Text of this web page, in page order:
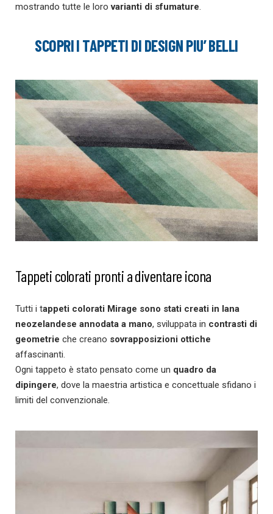
mostrando tutte le lorovarianti di sfumature
SCOPRI I TAPPETI DI DESIGN PIU’ BELLI
Tappeti colorati pronti a diventare icona
Tutti i tappeti colorati Mirage sono stati creati in lana
neozelandese annodata a mano, sviluppata in contrasti di
geometrie che creano sovrapposizioni ottiche
affascinanti.
Ogni tappeto è stato pensato come un quadro da
dipingere, dove la maestria artistica e concettuale sfidano i
limiti del convenzionale.